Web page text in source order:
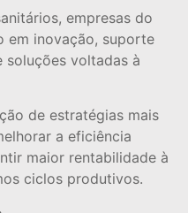
empresas do
em inovação, suporte
voltadas à
de estratégias mais
a eficiência
maior rentabilidade à
ciclos produtivos.